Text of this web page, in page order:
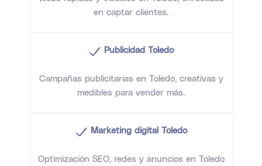
en captar clientes.
Publicidad Toledo
Campañas publicitarias en Toledo, creativas y
medibles para vender más.
Marketing digital Toledo
Optimización SEO, redes y anuncios en Toledo